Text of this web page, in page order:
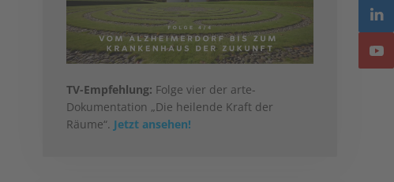
TV-Empfehlung: Folge vier der arte-
Dokumentation „Die heilende Kraft der
Räume“. Jetzt ansehen!